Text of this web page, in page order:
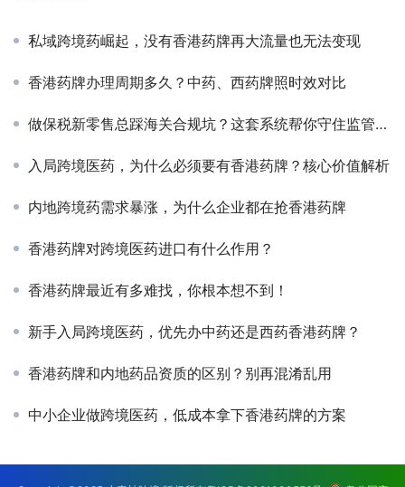
私域跨境药崛起，没有香港药牌再大流量也无法变现
香港药牌办理周期多久？中药、西药牌照时效对比
做保税新零售总踩海关合规坑？这套系统帮你守住监管红线
入局跨境医药，为什么必须要有香港药牌？核心价值解析
内地跨境药需求暴涨，为什么企业都在抢香港药牌
香港药牌对跨境医药进口有什么作用？
香港药牌最近有多难找，你根本想不到！
新手入局跨境医药，优先办中药还是西药香港药牌？
香港药牌和内地药品资质的区别？别再混淆乱用
中小企业做跨境医药，低成本拿下香港药牌的方案